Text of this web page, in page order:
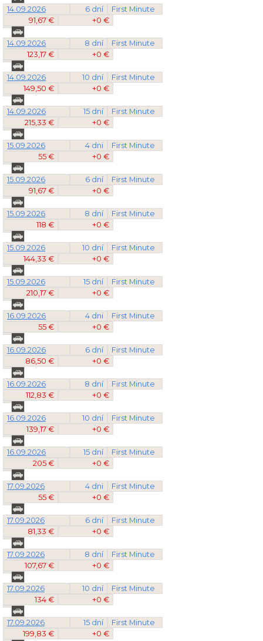
14.09.2026 6 dní
First Minute
91,67 €
+0 €
14.09.2026 8 dní
First Minute
123,17 €
+0 €
14.09.2026 10 dní
First Minute
149,50 €
+0 €
14.09.2026 15 dní
First Minute
215,33 €
+0 €
15.09.2026 4 dni
First Minute
55 €
+0 €
15.09.2026 6 dní
First Minute
91,67 €
+0 €
15.09.2026 8 dní
First Minute
118 €
+0 €
15.09.2026 10 dní
First Minute
144,33 €
+0 €
15.09.2026 15 dní
First Minute
210,17 €
+0 €
16.09.2026 4 dni
First Minute
55 €
+0 €
16.09.2026 6 dní
First Minute
86,50 €
+0 €
16.09.2026 8 dní
First Minute
112,83 €
+0 €
16.09.2026 10 dní
First Minute
139,17 €
+0 €
16.09.2026 15 dní
First Minute
205 €
+0 €
17.09.2026 4 dni
First Minute
55 €
+0 €
17.09.2026 6 dní
First Minute
81,33 €
+0 €
17.09.2026 8 dní
First Minute
107,67 €
+0 €
17.09.2026 10 dní
First Minute
134 €
+0 €
17.09.2026 15 dní
First Minute
199,83 €
+0 €